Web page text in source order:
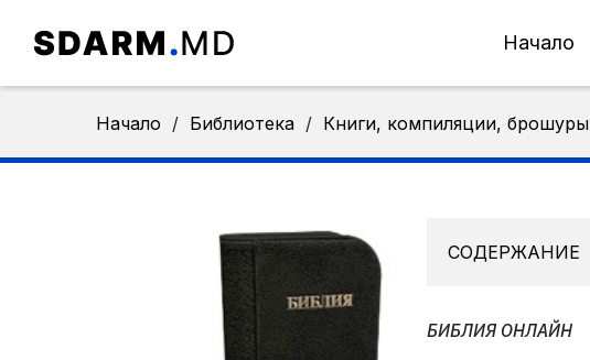
Начало
Начало / Библиотека / Книги, компиляции, брошуры
СОДЕРЖАНИЕ
БИБЛИЯ ОНЛАЙН